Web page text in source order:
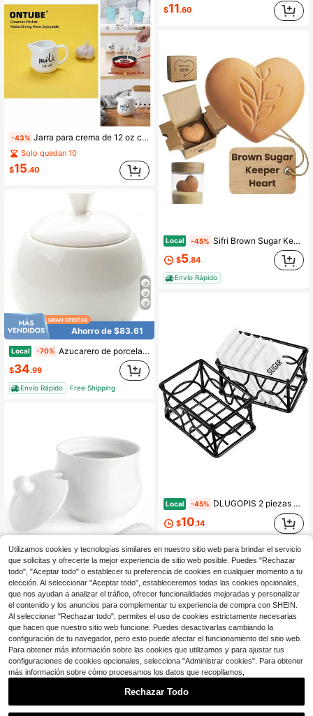
-43% Jarra para crema de 12 oz con asa, jarra para crema, asa, fácil de verter, sin goteo, apta para microondas, lavavajillas, duradera, elegante, compacta, fácil de limpiar
Solo quedan 10
$15.40
Ahorro de $83.61
Local -70% Azucarero de porcelana blanca pura con tapa, recipiente para sal de 14 onzas para la cocina o el restaurante
$34.99
Envío Rápido Free Shipping
Local -46% Azucarero de cerámica Swetwiny con tapa y cuchara, tarro de almacenamiento de sal de porcelana, recipiente de condimentos blanco para el hogar y la cocina, 7 onzas (Blanco)
$9.00
Envío Rápido
$11.60
Local -45% Sifri Brown Sugar Keeper U2013 Suavizante de arcilla de terracota 3D, contenedor de humedad único para elementos esenciales de repostería como galletas, malvaviscos, hierbas (1, corazón)
$5.84
Envío Rápido
Local -45% DLUGOPIS 2 piezas Soporte de metal negro para sobres de azúcar Organizador de bolsas de té Soporte para azucarera Contenedor pequeño de azúcar Soporte para crema de café Organizador de bolsas de té
$10.14
1
Utilizamos cookies y tecnologías similares en nuestro sitio web para brindar el servicio
que solicitas y ofrecerte la mejor experiencia de sitio web posible. Puedes "Rechazar
todo", "Aceptar todo" o establecer tu preferencia de cookies en cualquier momento a tu
elección. Al seleccionar "Aceptar todo", estableceremos todas las cookies opcionales,
que nos ayudan a analizar el tráfico, ofrecer funcionalidades mejoradas y personalizar
el contenido y los anuncios para complementar tu experiencia de compra con SHEIN.
Al seleccionar "Rechazar todo", permites el uso de cookies estrictamente necesarias
que hacen que nuestro sitio web funcione. Puedes desactivarlas cambiando la
configuración de tu navegador, pero esto puede afectar el funcionamiento del sitio web.
Para obtener más información sobre las cookies que utilizamos y para ajustar tus
configuraciones de cookies opcionales, selecciona "Administrar cookies". Para obtener
más información sobre cómo procesamos los datos que recopilamos,
Rechazar Todo